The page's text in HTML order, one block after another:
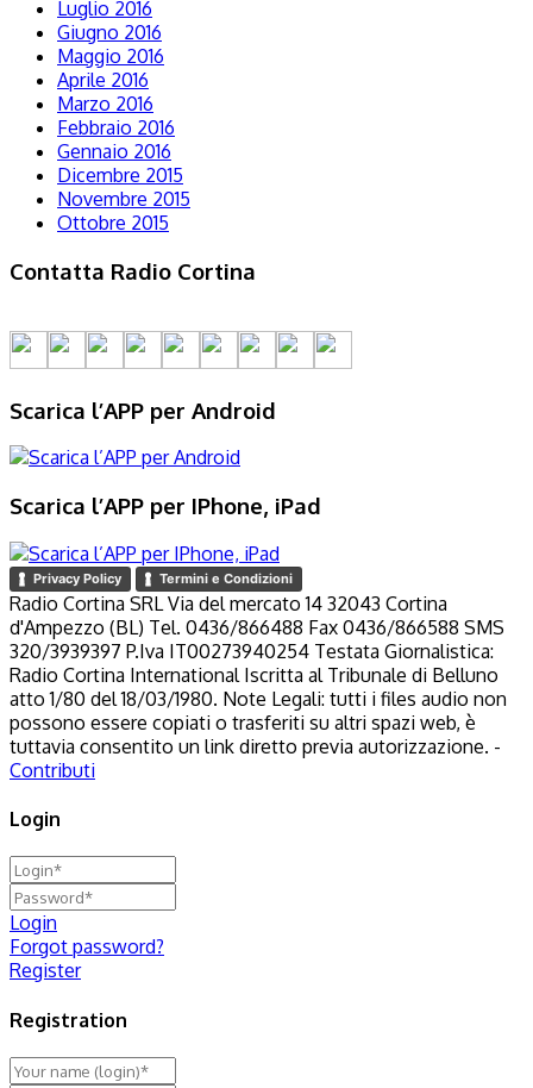
Luglio 2016
Giugno 2016
Maggio 2016
Aprile 2016
Marzo 2016
Febbraio 2016
Gennaio 2016
Dicembre 2015
Novembre 2015
Ottobre 2015
Contatta Radio Cortina
Scarica l’APP per Android
Scarica l’APP per IPhone, iPad
Privacy Policy Termini e Condizioni
Radio Cortina SRL Via del mercato 14 32043 Cortina
d'Ampezzo (BL) Tel. 0436/866488 Fax 0436/866588 SMS
320/3939397 P.Iva IT00273940254 Testata Giornalistica:
Radio Cortina International Iscritta al Tribunale di Belluno
atto 1/80 del 18/03/1980. Note Legali: tutti i files audio non
possono essere copiati o trasferiti su altri spazi web, è
tuttavia consentito un link diretto previa autorizzazione. -
Contributi
Login
Login
Forgot password?
Register
Registration